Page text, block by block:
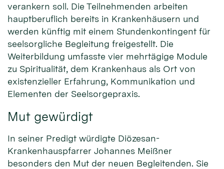
verankern soll. Die Teilnehmenden arbeiten
hauptberuflich bereits in Krankenhäusern und
werden künftig mit einem Stundenkontingent für
seelsorgliche Begleitung freigestellt. Die
Weiterbildung umfasste vier mehrtägige Module
zu Spiritualität, dem Krankenhaus als Ort von
existenzieller Erfahrung, Kommunikation und
Elementen der Seelsorgepraxis.
Mut gewürdigt
In seiner Predigt würdigte Diözesan-
Krankenhauspfarrer Johannes Meißner
besonders den Mut der neuen Begleitenden. Sie